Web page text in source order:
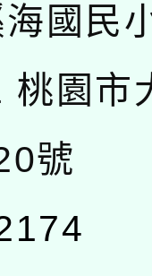
國民
桃園市
號